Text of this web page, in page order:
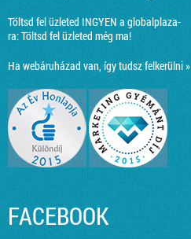
Töltsd fel üzleted INGYEN a globalplaza-
ra:Töltsd fel üzleted még ma!
Ha webáruházad van, így tudsz felkerülni »
FACEBOOK